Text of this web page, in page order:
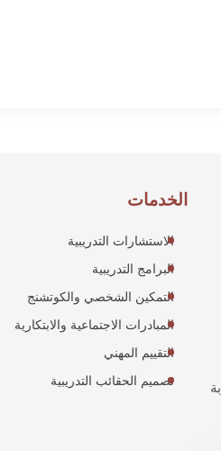
الخدمات
الاستشارات التدريبية
البرامج التدريبية
التمكين الشخصي والكوتشنج
المبادرات الاجتماعية والابتكارية
التقييم المهني
تصميم الحقائب التدريبية